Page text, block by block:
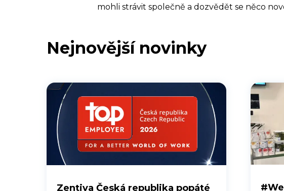
mohli strávit společně a dozvědět se něco
Nejnovější novinky
Zentiva Česká republika popáté